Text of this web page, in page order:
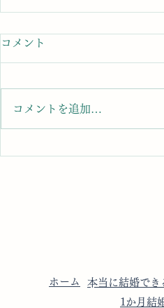
【50代女性の1か月結婚
コメント
コメントを追加…
​ホーム 本当に結婚でき
​1か月結